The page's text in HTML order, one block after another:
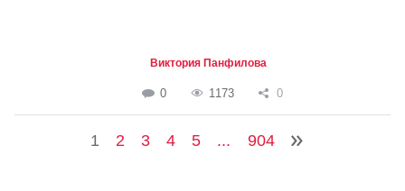
Виктория Панфилова
0 1173 0
1 2 3 4 5 ... 904